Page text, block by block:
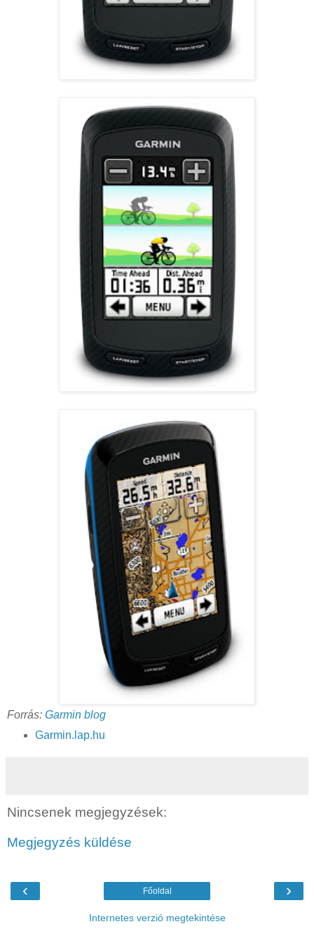
Forrás: Garmin blog
Garmin.lap.hu
Nincsenek megjegyzések:
Megjegyzés küldése
‹ ›
Főoldal
Internetes verzió megtekintése